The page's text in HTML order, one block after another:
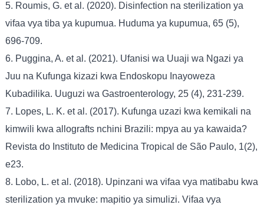
5. Roumis, G. et al. (2020). Disinfection na sterilization ya
vifaa vya tiba ya kupumua. Huduma ya kupumua, 65 (5),
696-709.
6. Puggina, A. et al. (2021). Ufanisi wa Uuaji wa Ngazi ya
Juu na Kufunga kizazi kwa Endoskopu Inayoweza
Kubadilika. Uuguzi wa Gastroenterology, 25 (4), 231-239.
7. Lopes, L. K. et al. (2017). Kufunga uzazi kwa kemikali na
kimwili kwa allografts nchini Brazili: mpya au ya kawaida?
Revista do Instituto de Medicina Tropical de São Paulo, 1(2),
e23.
8. Lobo, L. et al. (2018). Upinzani wa vifaa vya matibabu kwa
sterilization ya mvuke: mapitio ya simulizi. Vifaa vya